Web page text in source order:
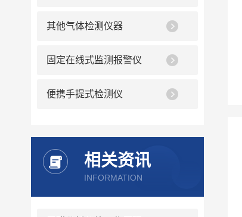
其他气体检测仪器
固定在线式监测报警仪
便携手提式检测仪
相关资讯
INFORMATION